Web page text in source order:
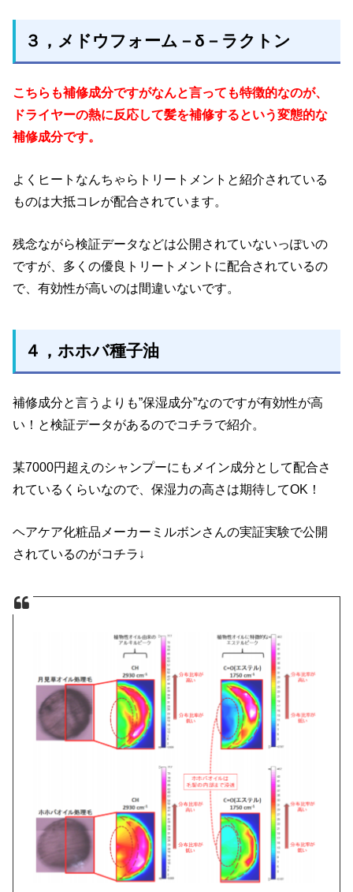
３，メドウフォーム－δ－ラクトン
こちらも補修成分ですがなんと言っても特徴的なのが、
ドライヤーの熱に反応して髪を補修するという変態的な
補修成分です。
よくヒートなんちゃらトリートメントと紹介されている
ものは大抵コレが配合されています。
残念ながら検証データなどは公開されていないっぽいの
ですが、多くの優良トリートメントに配合されているの
で、有効性が高いのは間違いないです。
４，ホホバ種子油
補修成分と言うよりも”保湿成分”なのですが有効性が高
い！と検証データがあるのでコチラで紹介。
某7000円超えのシャンプーにもメイン成分として配合さ
れているくらいなので、保湿力の高さは期待してOK！
ヘアケア化粧品メーカーミルボンさんの実証実験で公開
されているのがコチラ↓